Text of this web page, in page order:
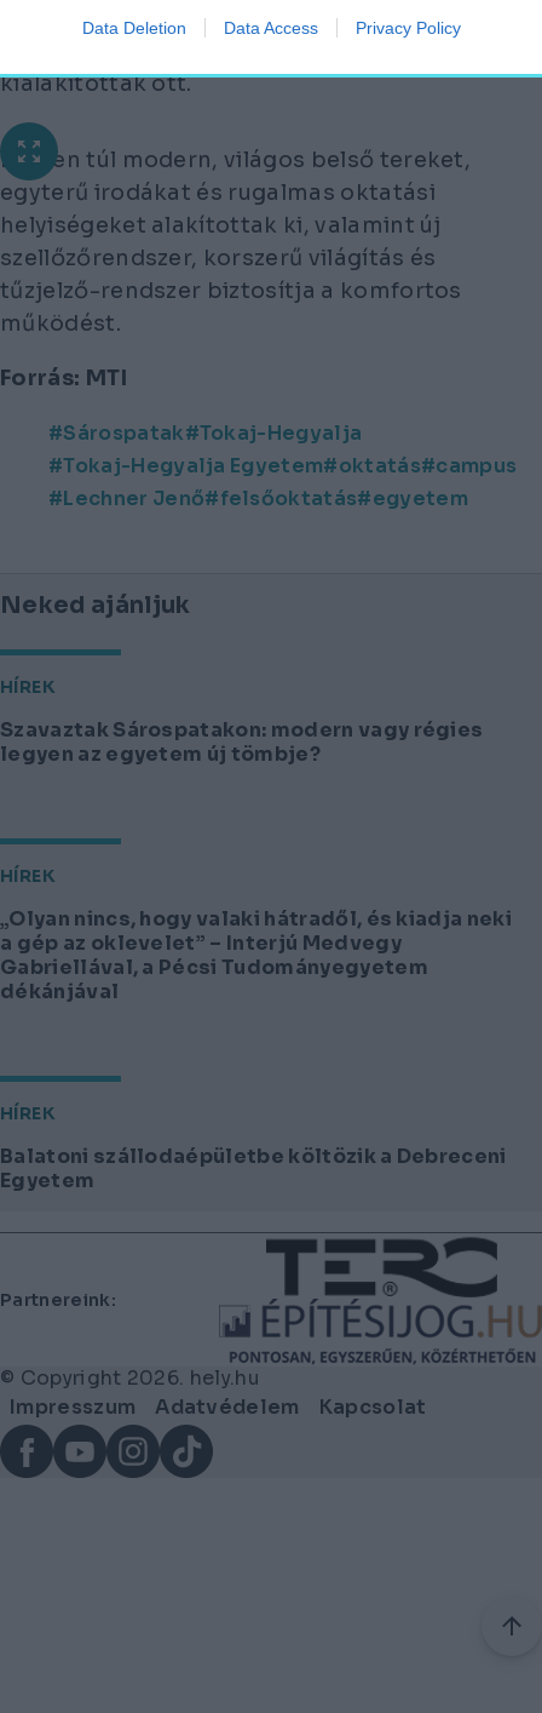
Data Deletion Data Access Privacy Policy
toronyrészének faszerkezete az eredeti
kialakítottak ott.
Ezeken túl modern, világos belső tereket,
egyterű irodákat és rugalmas oktatási
helyiségeket alakítottak ki, valamint új
szellőzőrendszer, korszerű világítás és
tűzjelző-rendszer biztosítja a komfortos
működést.
Forrás: MTI
Sárospatak
Tokaj-Hegyalja
Tokaj-Hegyalja Egyetem
oktatás
campus
Lechner Jenő
felsőoktatás egyetem
Neked ajánljuk
HÍREK
Szavaztak Sárospatakon: modern vagy régies
legyen az egyetem új tömbje?
HÍREK
„Olyan nincs, hogy valaki hátradől, és kiadja neki
a gép az oklevelet” – Interjú Medvegy
Gabriellával, a Pécsi Tudományegyetem
dékánjával
HÍREK
Balatoni szállodaépületbe költözik a Debreceni
Egyetem
Lábléc
Partnereink:
© Copyright 2026. hely.hu
Lábléc
menü
Impresszum Adatvédelem
Kapcsolat
FacebookYouTubeInstagram